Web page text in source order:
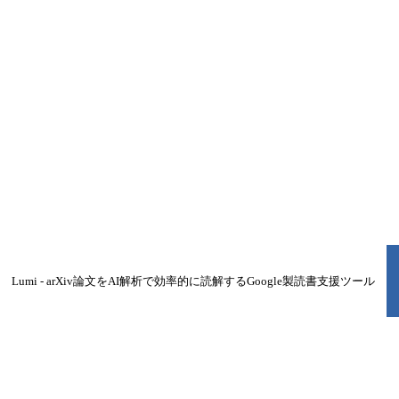
Lumi - arXiv論文をAI解析で効率的に読解するGoogle製読書支援ツール